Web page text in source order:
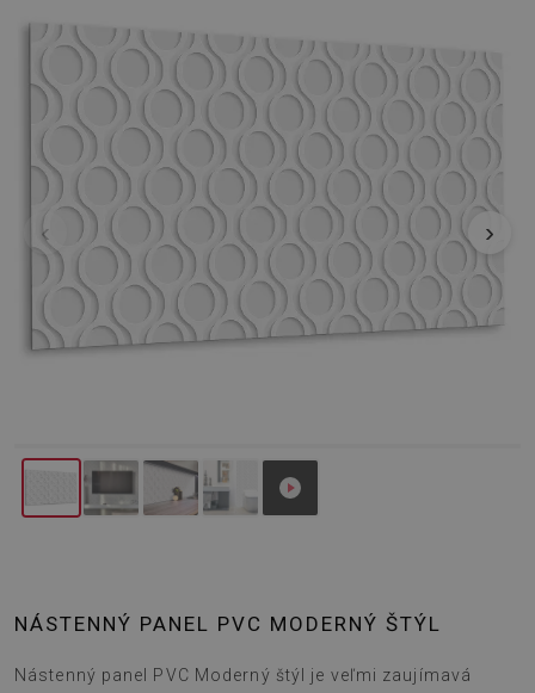
‹ ›
NÁSTENNÝ PANEL PVC MODERNÝ ŠTÝL
Nástenný panel PVC Moderný štýl je veľmi zaujímavá